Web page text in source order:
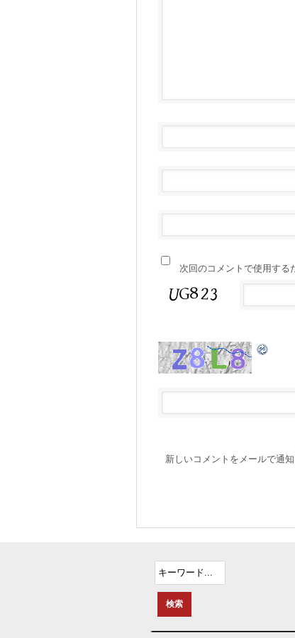
次回のコメントで使用する
新しいコメントをメールで通知